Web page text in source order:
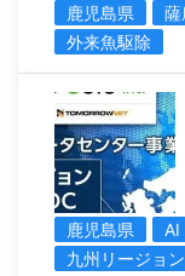
鹿児島県 薩
外来魚駆除
鹿児島県
AI
九州リージョン